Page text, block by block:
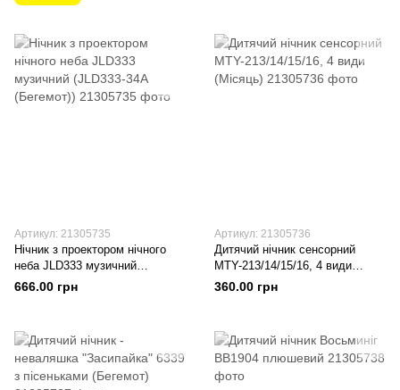
Артикул: 21305735
Нічник з проектором нічного
неба JLD333 музичний
(JLD333-34A (Бегемот))
666.00 грн
Артикул: 21305736
Дитячий нічник сенсорний
MTY-213/14/15/16, 4 види
(Місяць)
360.00 грн